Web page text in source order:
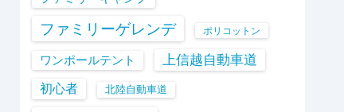
ファミリーゲレンデ ポリコットン
ワンポールテント 上信越自動車道
初心者 北陸自動車道